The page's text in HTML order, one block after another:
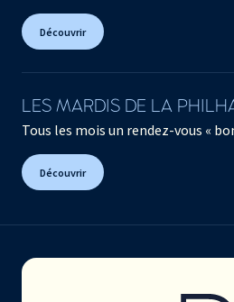
Découvrir
LES MARDIS DE LA
Tous les mois un rendez-vous «
Découvrir